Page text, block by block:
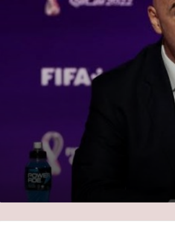
محمد أسامة يقترب من منصة التتويج وملك
عبدالغني تحطم الرقم الوطني في بطولة
طرابزون سبور يعلن توقيع محمد صلاح عقدًا
لمدة موسمين ويستعد لتقديمه رسميًا
راتب ضخم ونسبة من مبيعات القمصان..